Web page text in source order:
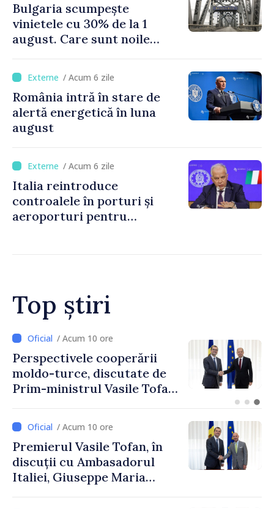
Bulgaria scumpește
vinietele cu 30% de la 1
august. Care sunt noile
/ Acum 6 zile
România intră în stare de
alertă energetică în luna
august
/ Acum 6 zile
Italia reintroduce
controalele în porturi și
aeroporturi pentru
Top știri
/ Acum 7 ore
Forumul Diasporei //
Republica Moldova,
promovată în Elveția prin
exporturi
/ Acum 10 ore
Premierul Vasile Tofan, în
discuții cu Ambasadorul
Italiei, Giuseppe Maria